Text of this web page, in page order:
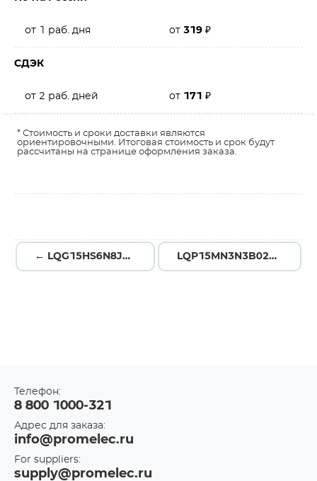
от 1 раб. дня от 319 ₽
СДЭК
от 2 раб. дней от 171 ₽
* Стоимость и сроки доставки являются
ориентировочными. Итоговая стоимость и срок будут
рассчитаны на странице оформления заказа.
← LQG15HS6N8J02D LQP15MN3N3B02D →
Телефон:
8 800 1000-321
Адрес для заказа:
info@promelec.ru
For suppliers:
supply@promelec.ru